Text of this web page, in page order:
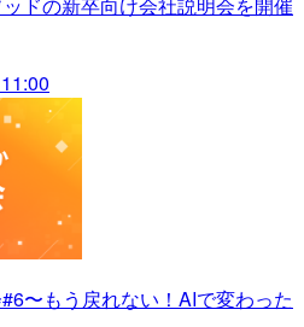
〜もう戻れない！AIで変わった